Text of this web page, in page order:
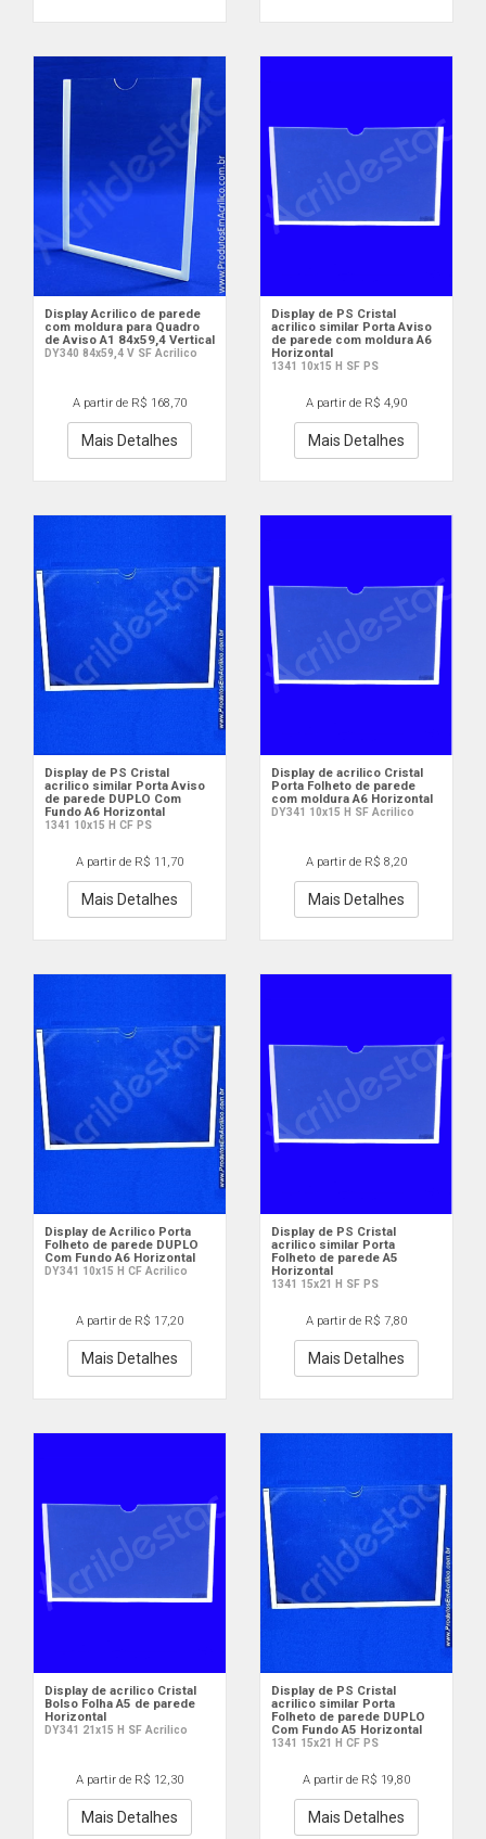
Display Acrilico de parede
com moldura para Quadro
de Aviso A1 84x59,4 Vertical
DY340 84x59,4 V SF Acrilico
A partir de R$ 168,70
Mais Detalhes
Display de PS Cristal
acrilico similar Porta Aviso
de parede com moldura A6
Horizontal
1341 10x15 H SF PS
A partir de R$ 4,90
Mais Detalhes
Display de PS Cristal
acrilico similar Porta Aviso
de parede DUPLO Com
Fundo A6 Horizontal
1341 10x15 H CF PS
A partir de R$ 11,70
Mais Detalhes
Display de acrilico Cristal
Porta Folheto de parede
com moldura A6 Horizontal
DY341 10x15 H SF Acrilico
A partir de R$ 8,20
Mais Detalhes
Display de Acrilico Porta
Folheto de parede DUPLO
Com Fundo A6 Horizontal
DY341 10x15 H CF Acrilico
A partir de R$ 17,20
Mais Detalhes
Display de PS Cristal
acrilico similar Porta
Folheto de parede A5
Horizontal
1341 15x21 H SF PS
A partir de R$ 7,80
Mais Detalhes
Display de acrilico Cristal
Bolso Folha A5 de parede
Horizontal
DY341 21x15 H SF Acrilico
A partir de R$ 12,30
Mais Detalhes
Display de PS Cristal
acrilico similar Porta
Folheto de parede DUPLO
Com Fundo A5 Horizontal
1341 15x21 H CF PS
A partir de R$ 19,80
Mais Detalhes